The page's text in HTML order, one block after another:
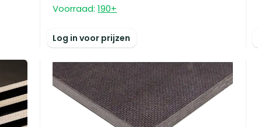
Voorraad: 190+
Log in voor prijzen